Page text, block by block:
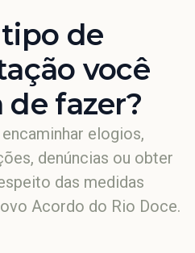
de
você
fazer?
elogios,
denúncias ou obter
das medidas
Acordo do Rio Doce.